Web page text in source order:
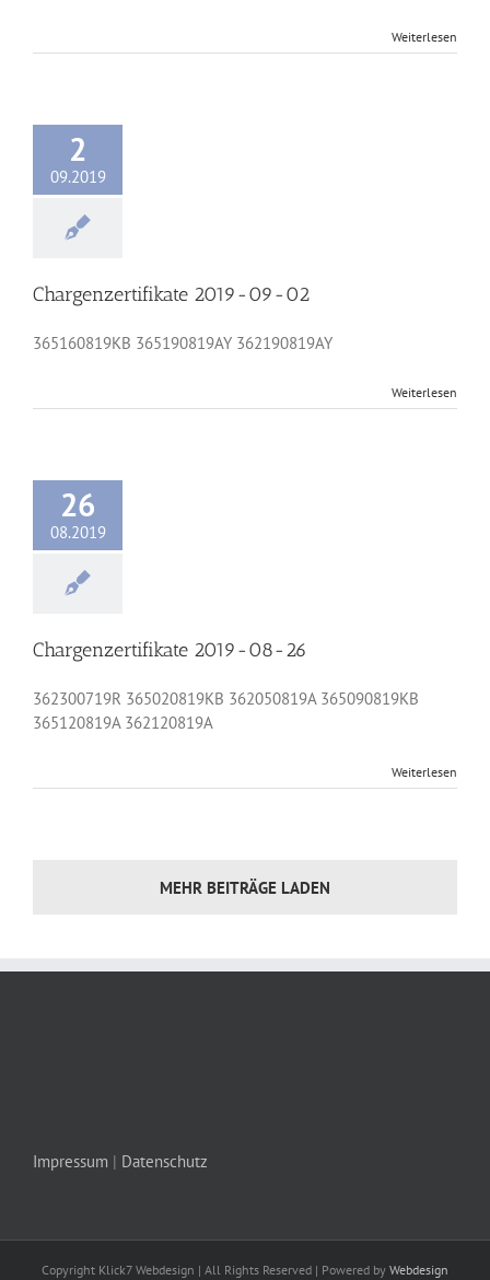
Weiterlesen
2
09.2019
Chargenzertifikate 2019-09-02
365160819KB 365190819AY 362190819AY
Weiterlesen
26
08.2019
Chargenzertifikate 2019-08-26
362300719R 365020819KB 362050819A 365090819KB
365120819A 362120819A
Weiterlesen
MEHR BEITRÄGE LADEN
Impressum | Datenschutz
Copyright Klick7 Webdesign | All Rights Reserved | Powered by Webdesign